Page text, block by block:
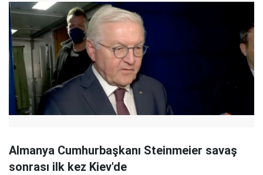
Almanya Cumhurbaşkanı Steinmeier savaş
sonrası ilk kez Kiev'de